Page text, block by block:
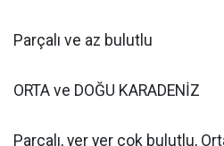
Parçalı ve az bulutlu
ORTA ve DOĞU KARADENİZ
Parçalı, yer yer çok bulutlu,